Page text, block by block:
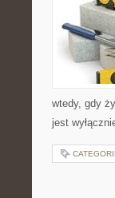
wtedy, gdy
jest